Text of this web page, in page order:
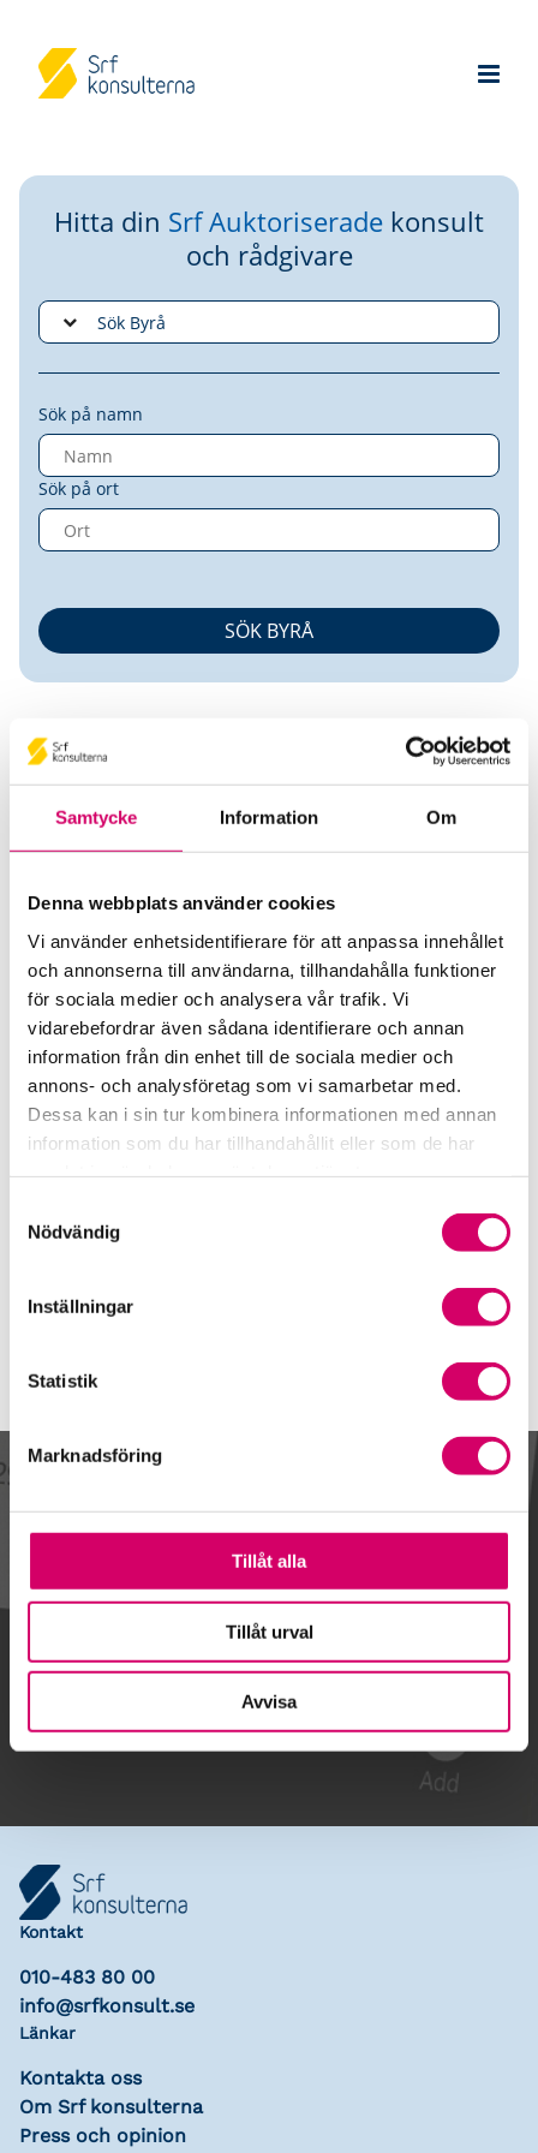
Samtycke Information Om
Denna webbplats använder cookies
Vi använder enhetsidentifierare för att anpassa innehållet
och annonserna till användarna, tillhandahålla funktioner
för sociala medier och analysera vår trafik. Vi
vidarebefordrar även sådana identifierare och annan
information från din enhet till de sociala medier och
annons- och analysföretag som vi samarbetar med.
Dessa kan i sin tur kombinera informationen med annan
information som du har tillhandahållit eller som de har
Nödvändig
Inställningar
Statistik
Marknadsföring
Tillåt alla
Tillåt urval
Avvisa
Hitta din Srf Auktoriserade konsult
och rådgivare
Sök på namn
Sök på ort
Ebit Sverige AB
Tranås
Telefon
0140-197 26
Mobiltelefon
070-544 92 47
Skicka e-post
Lägg till i kalender
Kontakt
010-483 80 00
info@srfkonsult.se
Länkar
Kontakta oss
Om Srf konsulterna
Press och opinion